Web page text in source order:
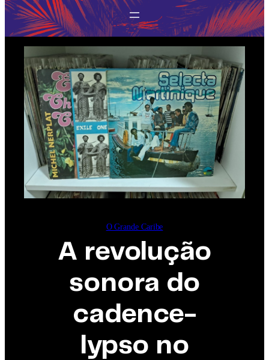
O Grande Caribe
A revolução
sonora do
cadence-
lypso no